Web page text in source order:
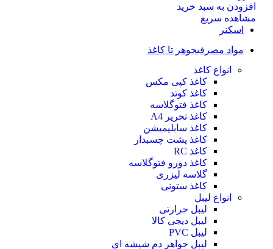
افزودن به سبد خرید
مشاهده سریع
اسکنر
مواد مصرفیجوهر تا کاغذ
انواع کاغذ
کاغذ کپی مکس
کاغذ کوتد
کاغذ فتوگلاسه
کاغذ تحریر A4
کاغذ سابلیمیشن
کاغذ پشت چسبدار
کاغذ RC
کاغذ دورو فتوگلاسه
گلاسه لیزری
کاغذ ستونی
انواع لیبل
لیبل حرارتی
لیبل دیجی کالا
لیبل PVC
لیبل جواهر دم شیشه ای